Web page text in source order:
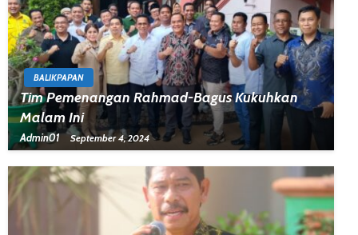
BALIKPAPAN
Tim Pemenangan Rahmad-Bagus Kukuhkan
Malam Ini
Admin01 September 4, 2024